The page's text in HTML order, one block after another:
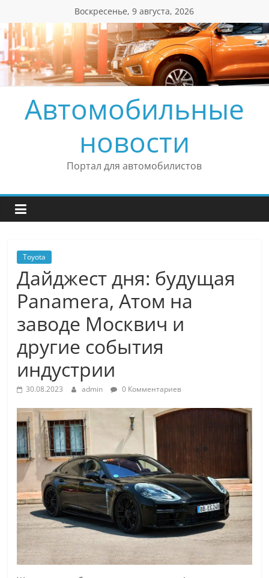
содержимому
Воскресенье, 9 августа, 2026
Автомобильные
новости
Портал для автомобилистов
Toyota
Дайджест дня: будущая
Panamera, Атом на
заводе Москвич и
другие события
индустрии
30.08.2023 admin 0 Комментариев